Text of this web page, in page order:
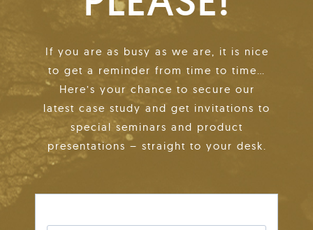
If you are as busy as we are, it is nice
to get a reminder from time to time…
Here’s your chance to secure our
latest case study and get invitations to
special seminars and product
presentations – straight to your desk.